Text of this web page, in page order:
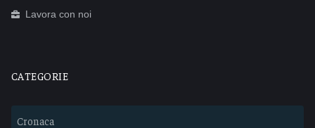
Lavora con noi
CATEGORIE
Cronaca